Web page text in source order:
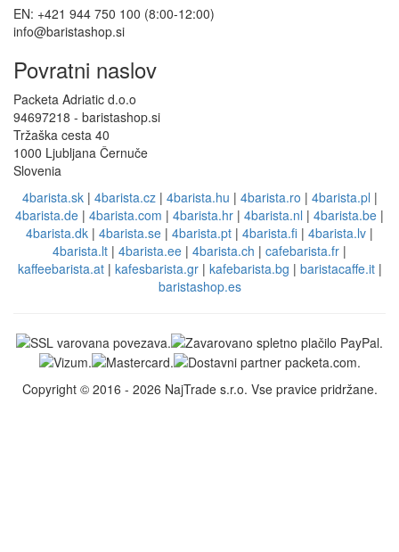
EN: +421 944 750 100 (8:00-12:00)
info@baristashop.si
Povratni naslov
Packeta Adriatic d.o.o
94697218 - baristashop.si
Tržaška cesta 40
1000 Ljubljana Černuče
Slovenia
4barista.sk| 4barista.cz| 4barista.hu | 4barista.ro | 4barista.pl |
4barista.de | 4barista.com | 4barista.hr | 4barista.nl | 4barista.be |
4barista.dk | 4barista.se | 4barista.pt | 4barista.fi | 4barista.lv |
4barista.lt | 4barista.ee | 4barista.ch | cafebarista.fr |
kaffeebarista.at| kafesbarista.gr| kafebarista.bg | baristacaffe.it|
baristashop.es
Copyright © 2016 - 2026 NajTrade s.r.o. Vse pravice pridržane.